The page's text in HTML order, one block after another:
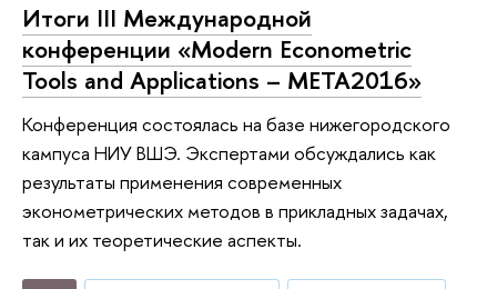
Итоги III Международной
конференции «Modern Econometric
Tools and Applications – META2016»
Конференция состоялась на базе нижегородского
кампуса НИУ ВШЭ. Экспертами обсуждались как
результаты применения современных
эконометрических методов в прикладных задачах,
так и их теоретические аспекты.